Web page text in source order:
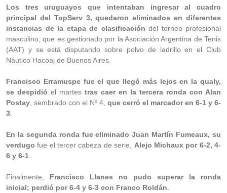
Los tres uruguayos que intentaban ingresar al cuadro
principal del TopServ 3, quedaron eliminados en diferentes
instancias de la etapa de clasificación del torneo profesional
masculino, que es gestionado por la Asociación Argentina de Tenis
(AAT) y se está disputando sobre polvo de ladrillo en el Club
Náutico Hacoaj de Buenos Aires.
Francisco Erramuspe fue el que llegó más lejos en la qualy,
se despidió el martes tras caer en la tercera ronda con Alan
Postay , sembrado con el Nº 4, que cerró el marcador en 6-1 y 6-
3
En la segunda ronda fue eliminado Juan Martín Fumeaux, su
verdugo fue el tercer cabeza de serie, Alejo Michaux por 6-2, 4-
6 y 6-1
Finalmente, Francisco Llanes no pudo superar la ronda
inicial; perdió por 6-4 y 6-3 con Franco Roldán